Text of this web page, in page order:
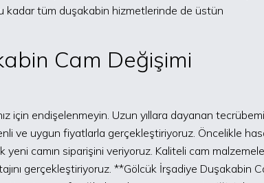
kadar tüm duşakabin hizmetlerinde de üstün
Cam Değişimi
için endişelenmeyin. Uzun yıllara dayanan
ve uygun fiyatlarla gerçekleştiriyoruz. Öncelikle
yeni camın siparişini veriyoruz. Kaliteli cam
gerçekleştiriyoruz. **Gölcük İrşadiye Duşakabin